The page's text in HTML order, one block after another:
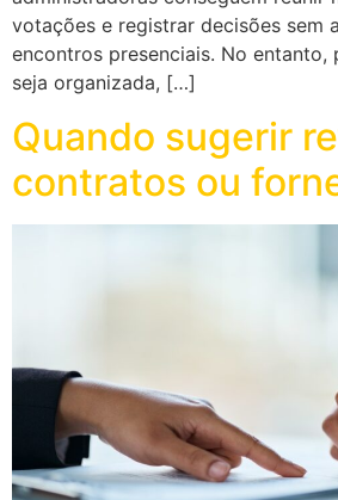
votações e registrar decisões sem
encontros presenciais. No entanto,
seja organizada, […]
Quando sugerir
contratos ou